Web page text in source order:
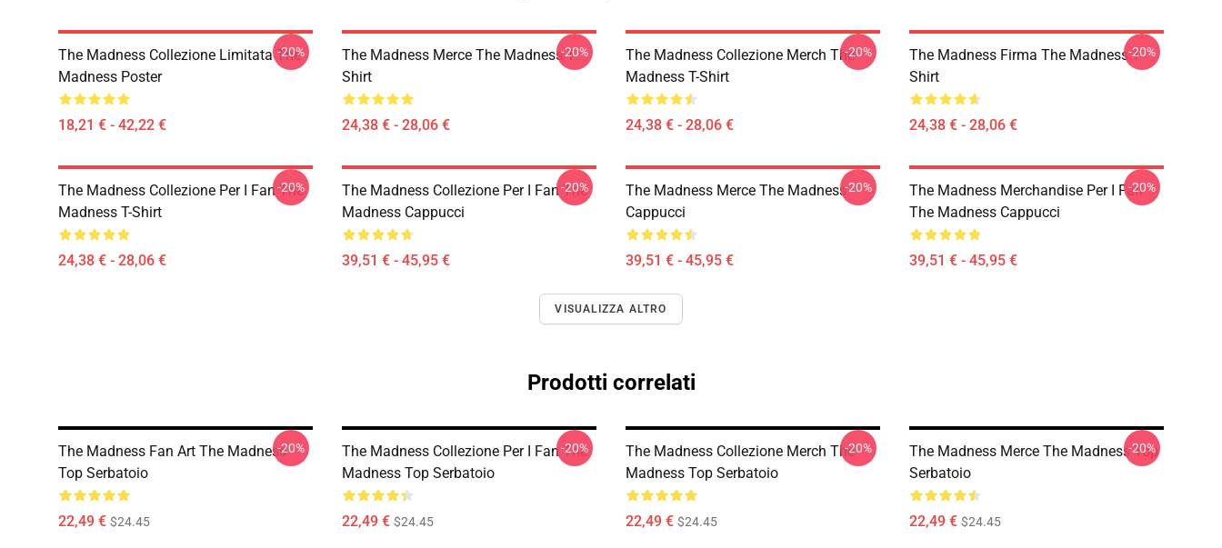
The Madness Collezione Limitata The
Madness Poster
18,21 € - 42,22 €
-20%
The Madness Merce The Madness T-
Shirt
24,38 € - 28,06 €
-20%
The Madness Collezione Merch The
Madness T-Shirt
24,38 € - 28,06 €
-20%
The Madness Firma The Madness T-
Shirt
24,38 € - 28,06 €
-20%
The Madness Collezione Per I Fan The
Madness T-Shirt
24,38 € - 28,06 €
-20%
The Madness Collezione Per I Fan The
Madness Cappucci
39,51 € - 45,95 €
-20%
The Madness Merce The Madness
Cappucci
39,51 € - 45,95 €
-20%
The Madness Merchandise Per I Fan
The Madness Cappucci
39,51 € - 45,95 €
-20%
VISUALIZZA ALTRO
Prodotti correlati
The Madness Fan Art The Madness
Top Serbatoio
22,49 € $24.45
-20%
The Madness Collezione Per I Fan The
Madness Top Serbatoio
22,49 € $24.45
-20%
The Madness Collezione Merch The
Madness Top Serbatoio
22,49 € $24.45
-20%
The Madness Merce The Madness Top
Serbatoio
22,49 € $24.45
-20%